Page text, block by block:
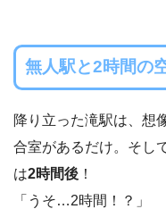
無人駅と2時間の
降り立った滝駅は、想
合室があるだけ。そし
は2時間後 ！
「うそ…2時間！？」